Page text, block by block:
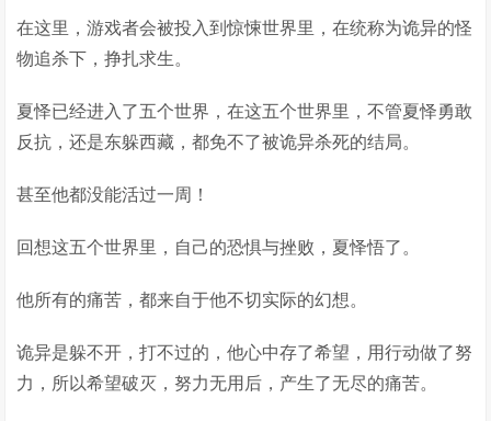
在这里，游戏者会被投入到惊悚世界里，在统称为诡异的怪
物追杀下，挣扎求生。
夏怿已经进入了五个世界，在这五个世界里，不管夏怿勇敢
反抗，还是东躲西藏，都免不了被诡异杀死的结局。
甚至他都没能活过一周！
回想这五个世界里，自己的恐惧与挫败，夏怿悟了。
他所有的痛苦，都来自于他不切实际的幻想。
诡异是躲不开，打不过的，他心中存了希望，用行动做了努
力，所以希望破灭，努力无用后，产生了无尽的痛苦。